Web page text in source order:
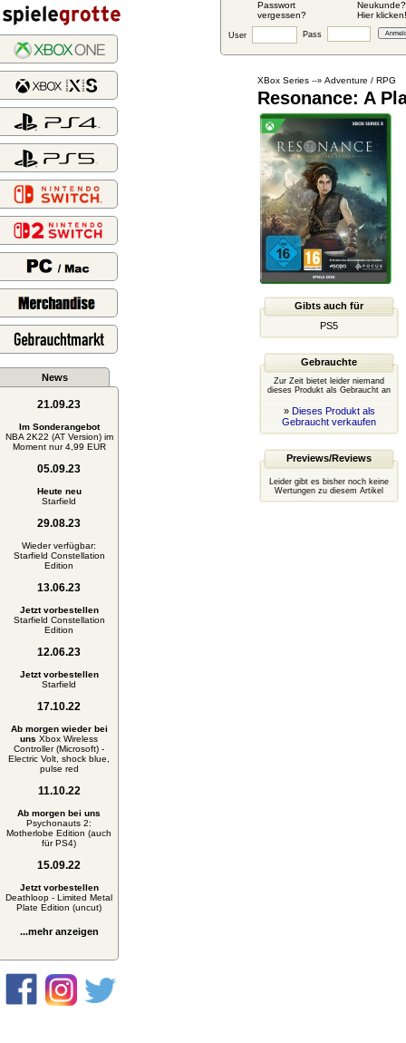
Passwort
vergessen?
Neukunde?
Hier klicken!
User Pass
News
21.09.23
Im Sonderangebot
NBA 2K22 (AT Version) im
Moment nur 4,99 EUR
05.09.23
Heute neu
Starfield
29.08.23
Wieder verfügbar:
Starfield Constellation
Edition
13.06.23
Jetzt vorbestellen
Starfield Constellation
Edition
12.06.23
Jetzt vorbestellen
Starfield
17.10.22
Ab morgen wieder bei
uns Xbox Wireless
Controller (Microsoft) -
Electric Volt, shock blue,
pulse red
11.10.22
Ab morgen bei uns
Psychonauts 2:
Motherlobe Edition (auch
für PS4)
15.09.22
Jetzt vorbestellen
Deathloop - Limited Metal
Plate Edition (uncut)
...mehr anzeigen
XBox Series --» Adventure / RPG
Resonance: A
Gibts auch für
PS5
Gebrauchte
Zur Zeit bietet leider niemand
dieses Produkt als Gebraucht an
» Dieses Produkt als
Gebraucht verkaufen
Previews/Reviews
Leider gibt es bisher noch keine
Wertungen zu diesem Artikel